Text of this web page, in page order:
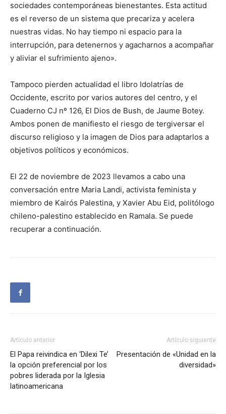
sociedades contemporáneas bienestantes. Esta actitud
es el reverso de un sistema que precariza y acelera
nuestras vidas. No hay tiempo ni espacio para la
interrupción, para detenernos y agacharnos a acompañar
y aliviar el sufrimiento ajeno».
Tampoco pierden actualidad el libro Idolatrías de
Occidente, escrito por varios autores del centro, y el
Cuaderno CJ nº 126, El Dios de Bush, de Jaume Botey.
Ambos ponen de manifiesto el riesgo de tergiversar el
discurso religioso y la imagen de Dios para adaptarlos a
objetivos políticos y económicos.
El 22 de noviembre de 2023 llevamos a cabo una
conversación entre Maria Landi, activista feminista y
miembro de Kairós Palestina, y Xavier Abu Eid, politólogo
chileno-palestino establecido en Ramala. Se puede
recuperar a continuación.
Artículo anterior
El Papa reivindica en ‘Dilexi Te’
la opción preferencial por los
pobres liderada por la Iglesia
latinoamericana
Artículo siguiente
Presentación de «Unidad en la
diversidad»